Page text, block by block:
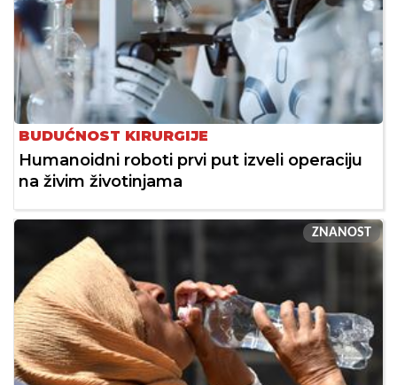
BUDUĆNOST KIRURGIJE
Humanoidni roboti prvi put izveli operaciju
na živim životinjama
ZNANOST